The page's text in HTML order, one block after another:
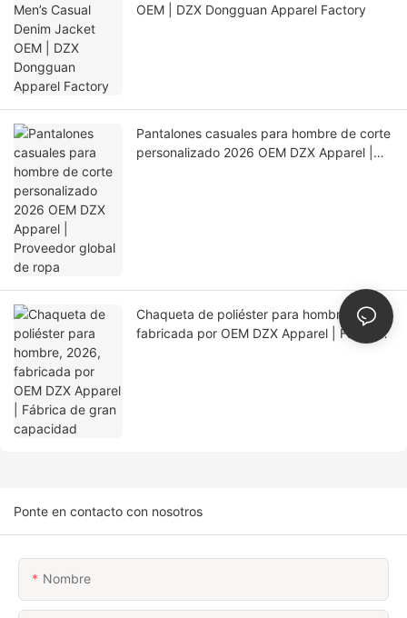
OEM | DZX Dongguan Apparel Factory
Pantalones casuales para hombre de corte
personalizado 2026 OEM DZX Apparel |
Chaqueta de poliéster para hombre, 2026,
fabricada por OEM DZX Apparel | Fábrica
Ponte en contacto con nosotros
Nombre